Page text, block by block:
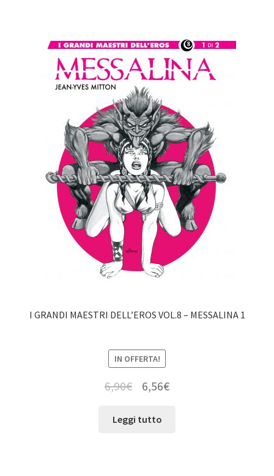
I GRANDI MAESTRI DELL’EROS VOL.8 – MESSALINA 1
IN OFFERTA!
6,90€ 6,56€
Leggi tutto